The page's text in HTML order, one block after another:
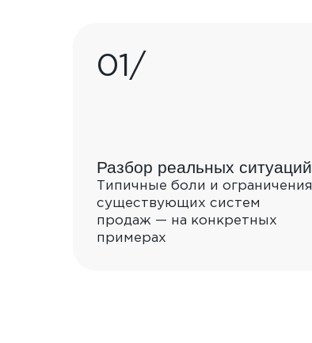
01/
Разбор реальных ситуаций
Типичные боли и ограничения
существующих систем
продаж — на конкретных
примерах